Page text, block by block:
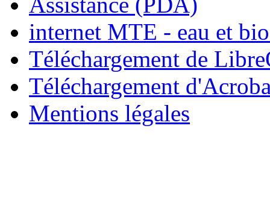
internet MTE - eau et
Téléchargement de
Téléchargement
Mentions légales